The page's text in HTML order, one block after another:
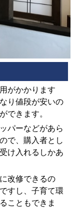
がかかります
り値段が安いの
できます。
パーなどがあら
で、購入者とし
け入れるしかあ
改修できるの
すし、子育て環
こともできま